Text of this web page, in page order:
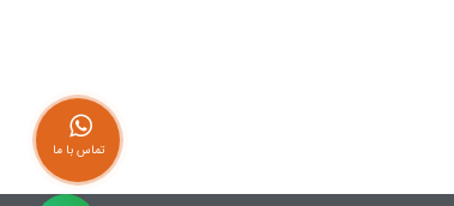
تماس با ما